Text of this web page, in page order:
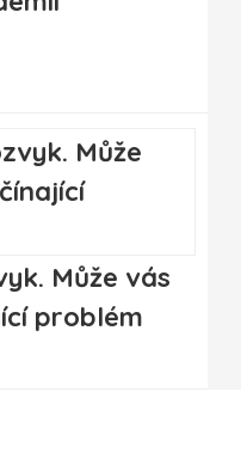
Může vás
problém